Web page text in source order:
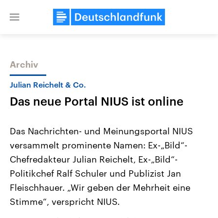
Close
Themen
Landtagswahl Sachsen-Anhalt
2026
Alle Informationen
Sachsen-Anhalt wählt am 6.
September 2026 einen neuen
Landtag. Seit 2021 wird das
Bundesland von einer Koalition aus
USA
Aktuelle Beiträge,
Hintergründe
Wirtschaftlich und
Archiv
Julian Reichelt & Co.
Das neue Portal NIUS ist online
Das Nachrichten- und Meinungsportal NIUS
versammelt prominente Namen: Ex-„Bild“-
Chefredakteur Julian Reichelt, Ex-„Bild“-
Politikchef Ralf Schuler und Publizist Jan
Fleischhauer. „Wir geben der Mehrheit eine
Stimme“, verspricht NIUS.